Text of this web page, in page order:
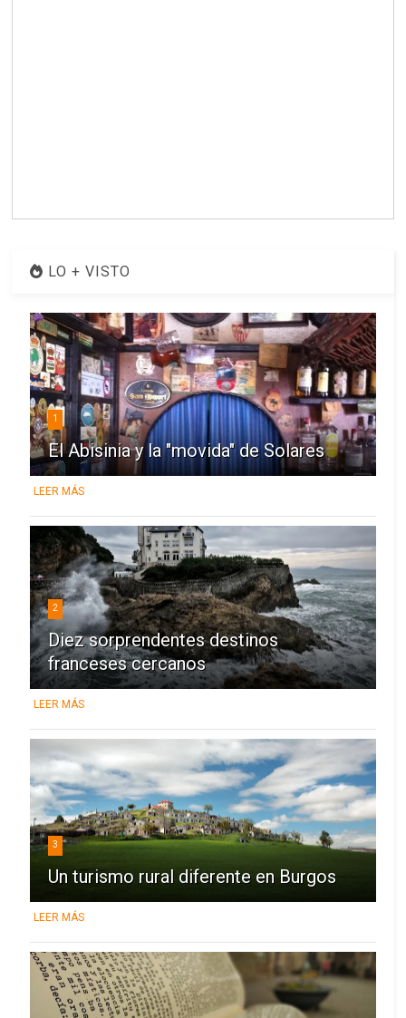
LO + VISTO
1
El Abisinia y la "movida" de Solares
LEER MÁS
2
Diez sorprendentes destinos
franceses cercanos
LEER MÁS
3
Un turismo rural diferente en Burgos
LEER MÁS